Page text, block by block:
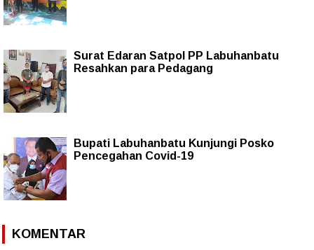
Surat Edaran Satpol PP Labuhanbatu
Resahkan para Pedagang
Bupati Labuhanbatu Kunjungi Posko
Pencegahan Covid-19
KOMENTAR